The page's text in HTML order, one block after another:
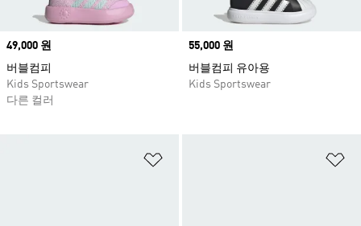
Price
49,000 원
버블컴피
Kids Sportswear
다른 컬러
Price
55,000 원
버블컴피 유아용
Kids Sportswear